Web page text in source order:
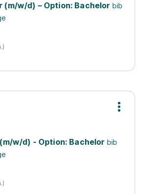
(m/w/d) – Option: Bachelor bib
w/d) - Option: Bachelor bib